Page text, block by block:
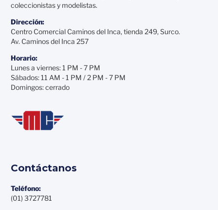
coleccionistas y modelistas.
Dirección:
Centro Comercial Caminos del Inca, tienda 249, Surco.
Av. Caminos del Inca 257
Horario:
Lunes a viernes: 1 PM - 7 PM
Sábados: 11 AM - 1 PM / 2 PM - 7 PM
Domingos: cerrado
Contáctanos
Teléfono:
(01) 3727781